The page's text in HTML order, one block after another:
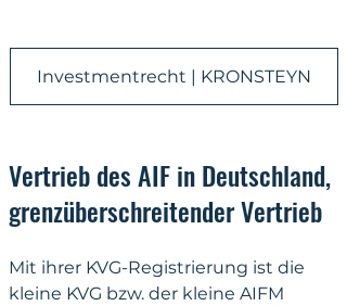
Investmentrecht | KRONSTEYN
Vertrieb des AIF in Deutschland,
grenzüberschreitender Vertrieb
Mit ihrer KVG-Registrierung ist die
kleine KVG bzw. der kleine AIFM